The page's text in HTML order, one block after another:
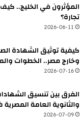
المؤثرون في الخليج..
تجارة؟
2026-06-11
كيفية توثيق الشهادة
وخارج مصر.. الخطوات
2026-07-16
الفرق بين تنسيق
والثانوية العامة
2026-07-09